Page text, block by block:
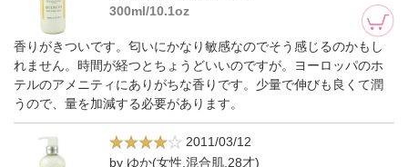
300ml/10.1oz
香りがきついです。匂いにかなり敏感なのでそう感じるのかもし
れません。時間が経つとちょうどいいのですが。ヨーロッパのホ
テルのアメニティにありがちな香りです。少量で伸びも良くて潤
うので、量を加減する必要があります。
2011/03/12
by ゆか(女性,混合肌,28才)